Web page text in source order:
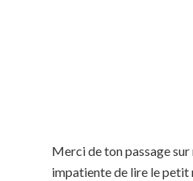
Merci de ton passage sur
impatiente de lire le petit